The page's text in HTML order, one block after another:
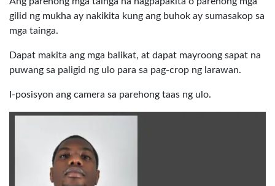
gilid ng mukha ay nakikita kung ang buhok ay sumasakop sa
mga tainga.
Dapat makita ang mga balikat, at dapat mayroong sapat na
puwang sa paligid ng ulo para sa pag-crop ng larawan.
I-posisyon ang camera sa parehong taas ng ulo.